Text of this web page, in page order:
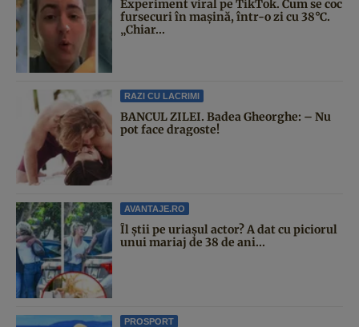
Experiment viral pe TikTok. Cum se coc
fursecuri în mașină, într-o zi cu 38°C.
„Chiar...
RAZI CU LACRIMI
BANCUL ZILEI. Badea Gheorghe: – Nu
pot face dragoste!
AVANTAJE.RO
Îl știi pe uriașul actor? A dat cu piciorul
unui mariaj de 38 de ani...
PROSPORT